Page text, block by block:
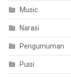
Music
Narasi
Pengumuman
Puisi